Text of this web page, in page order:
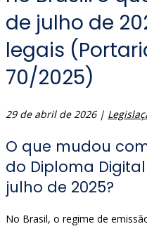
de julho de
legais
70/2025)
29 de abril de 2026|
O que mudou
do Diploma
julho de 2025?
No Brasil, o regime de